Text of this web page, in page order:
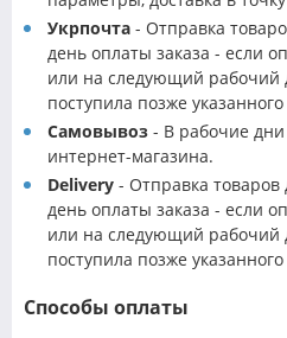
Укрпочта - Отправка
день оплаты заказа - если
или на следующий рабочий
поступила позже
Самовывоз - В рабочие
интернет-магазина.
Delivery - Отправка
день оплаты заказа - если
или на следующий рабочий
поступила позже
Способы оплаты